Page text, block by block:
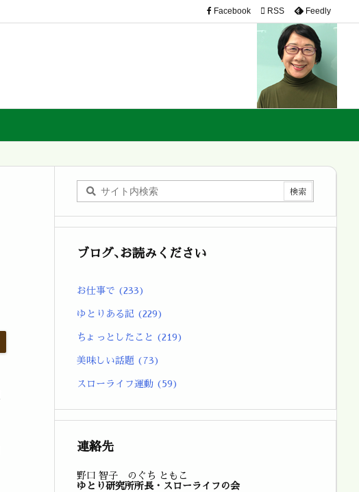
Facebook  RSS Feedly
ブログ､お読みください
お仕事で (233)
ゆとりある記 (229)
ちょっとしたこと (219)
美味しい話題 (73)
スローライフ運動 (59)
連絡先
野口 智子 のぐち ともこ
ゆとり研究所所長・スローライフの会